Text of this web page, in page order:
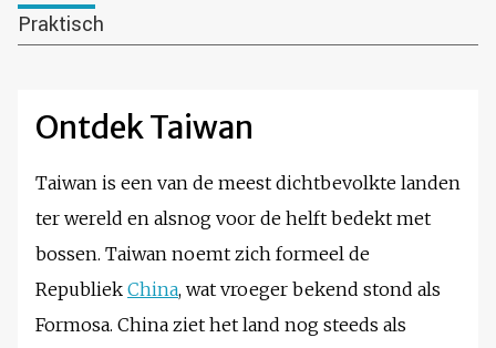
Praktisch
Ontdek Taiwan
Taiwan is een van de meest dichtbevolkte landen
ter wereld en alsnog voor de helft bedekt met
bossen. Taiwan noemt zich formeel de
Republiek China, wat vroeger bekend stond als
Formosa. China ziet het land nog steeds als